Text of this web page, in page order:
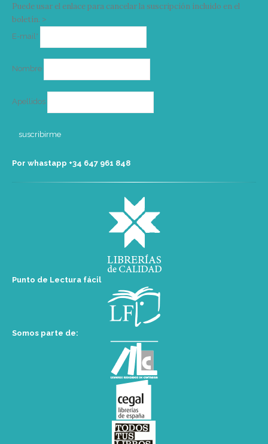
Puede usar el enlace para cancelar la suscripción incluido en el
boletín. >
E-mail*
Nombre
Apellidos
Por whastapp +34 ‭647 961 848‬
Punto de Lectura fácil
Somos parte de: